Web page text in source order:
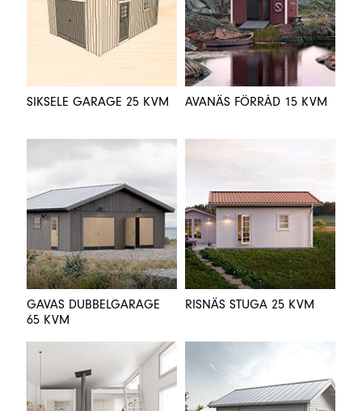
SIKSELE GARAGE 25 KVM AVANÄS FÖRRÅD 15 KVM
GAVAS DUBBELGARAGE
65 KVM
RISNÄS STUGA 25 KVM